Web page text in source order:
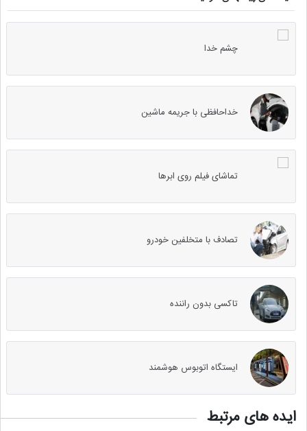
چشم خدا
خداحافظی با جریمه ماشین
تماشای فیلم روی ابرها
تصادف با متخلفین خودرو
تاکسی بدون راننده
ایستگاه اتوبوس هوشمند
ایده های مرتبط